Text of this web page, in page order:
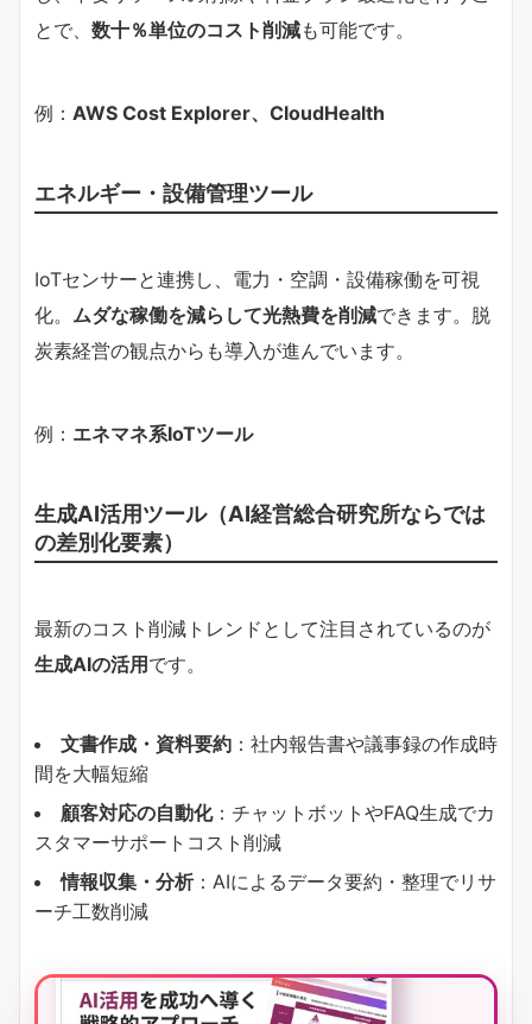
とで、 数十％単位のコスト削減も可能です。
例： AWS Cost Explorer、CloudHealth
エネルギー・設備管理ツール
IoTセンサーと連携し、電力・空調・設備稼働を可視
化。 ムダな稼働を減らして光熱費を削減できます。脱
炭素経営の観点からも導入が進んでいます。
例： エネマネ系IoTツール
生成AI活用ツール（AI経営総合研究所ならでは
の差別化要素）
最新のコスト削減トレンドとして注目されているのが
生成AIの活用です。
文書作成・資料要約 ：社内報告書や議事録の作成時
間を大幅短縮
顧客対応の自動化：チャットボットやFAQ生成でカ
スタマーサポートコスト削減
情報収集・分析：AIによるデータ要約・整理でリサ
ーチ工数削減